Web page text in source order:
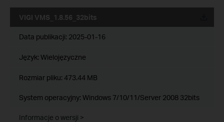
VIGI VMS_1.8.56_32bits
Data publikacji: 2025-01-16
Język: Wielojęzyczne
Rozmiar pliku: 473.44 MB
System operacyjny: Windows 7/10/11/Server 2008 32bits
Informacje o wersji >